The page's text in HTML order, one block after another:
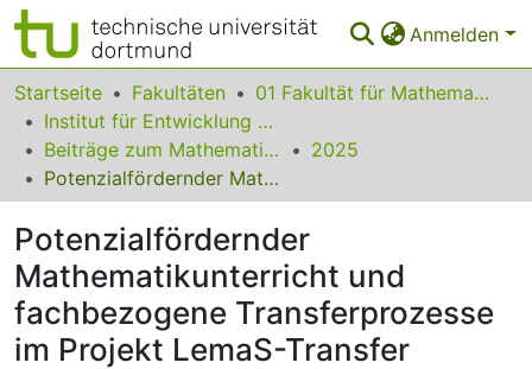
Anmelden
Bereiche & Sammlungen
Das gesamte Repositorium
Statistiken
FAQ
Leitlinien
Zurück zur Startseite
Startseite Fakultäten
01 Fakultät für Mathematik
Institut für Entwicklung und Erforschung des Mathematikunterrichts
Beiträge zum Mathematikunterricht
2025
Potenzialfördernder Mathematikunterricht und fachbezogene Transferprozesse im Projekt LemaS-Transfer
Potenzialfördernder
Mathematikunterricht und
fachbezogene Transferprozesse
im Projekt LemaS-Transfer